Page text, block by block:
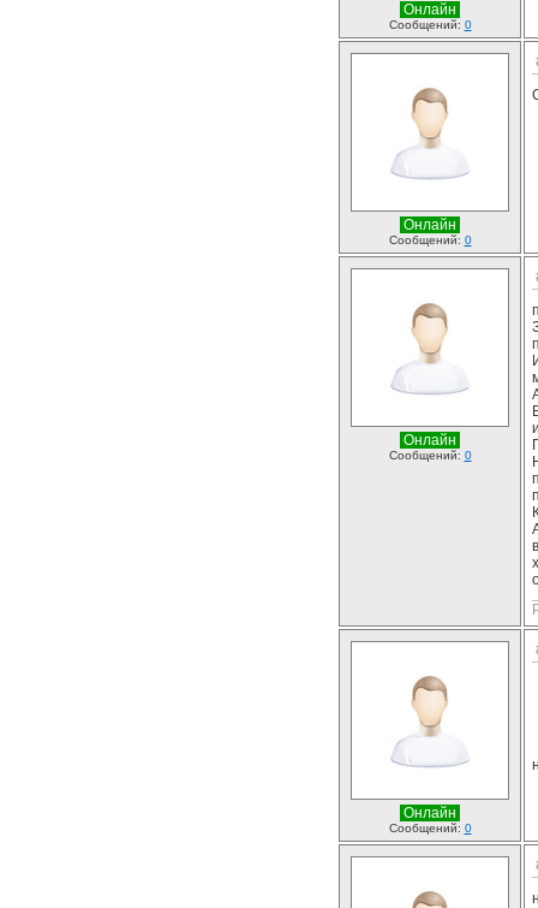
Онлайн
Сообщений: 0
Онлайн
Сообщений: 0
Онлайн
Сообщений: 0
Онлайн
Сообщений: 0